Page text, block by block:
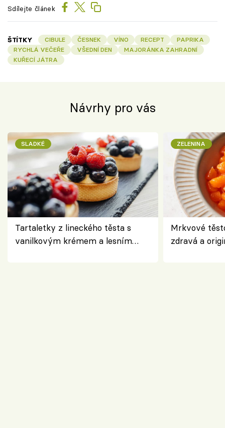
Sdílejte článek
ŠTÍTKY CIBULE ČESNEK VÍNO RECEPT
PAPRIKA
RYCHLÁ VEČEŘE
VŠEDNÍ DEN
MAJORÁNKA ZAHRADNÍ
KUŘECÍ JÁTRA
Návrhy pro vás
SLADKÉ
Tartaletky z lineckého těsta s
vanilkovým krémem a lesním
ZELENINA
Mrkvové
zdravá a